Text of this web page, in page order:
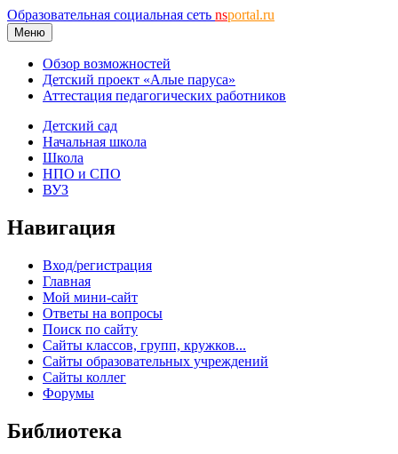
Образовательная социальная сеть nsportal.ru
Меню
Обзор возможностей
Детский проект «Алые паруса»
Аттестация педагогических работников
Детский сад
Начальная школа
Школа
НПО и СПО
ВУЗ
Навигация
Вход/регистрация
Главная
Мой мини-сайт
Ответы на вопросы
Поиск по сайту
Сайты классов, групп, кружков...
Сайты образовательных учреждений
Сайты коллег
Форумы
Библиотека